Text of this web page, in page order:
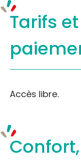
Tarifs et
Accès libre.